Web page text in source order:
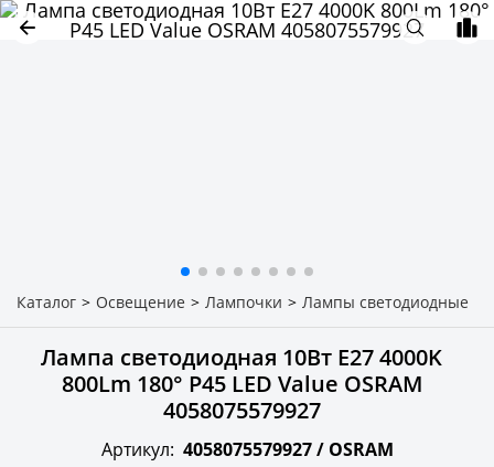
Каталог > Освещение > Лампочки > Лампы светодиодные
Лампа светодиодная 10Вт E27 4000K
800Lm 180° P45 LED Value OSRAM
4058075579927
Артикул: 4058075579927 / OSRAM